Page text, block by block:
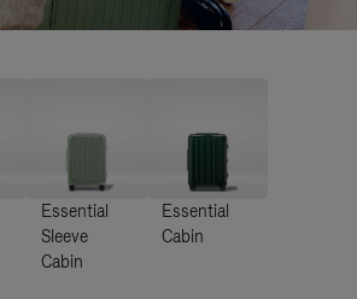
Essential
Sleeve
Cabin
Essential
Cabin